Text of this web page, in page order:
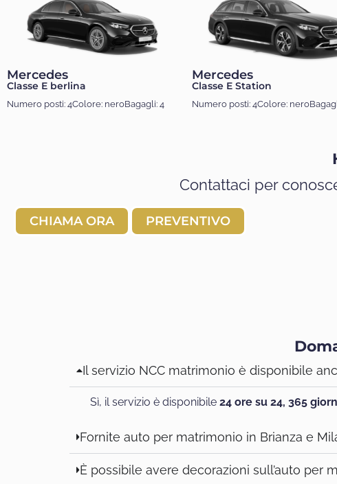
Mercedes
Classe E berlina
Numero posti: 4Colore: neroBagagli: 4
Mercedes
Classe E Station
Numero posti: 4Colore: nero
Contattaci per
CHIAMA ORA PREVENTIVO
Il servizio NCC matrimonio è disponibile
Sì, il servizio è disponibile 24 ore su 24, 365
Fornite auto per matrimonio in Brianza e
È possibile avere decorazioni sull’auto per